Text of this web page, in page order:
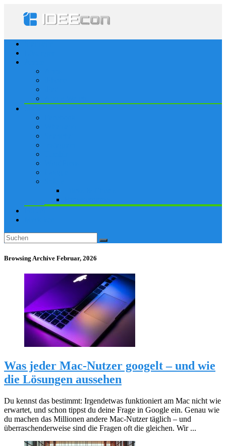
Browsing Archive Februar, 2026
Was jeder Mac-Nutzer googelt – und wie
die Lösungen aussehen
Du kennst das bestimmt: Irgendetwas funktioniert am Mac nicht wie
erwartet, und schon tippst du deine Frage in Google ein. Genau wie
du machen das Millionen andere Mac-Nutzer täglich – und
überraschenderweise sind die Fragen oft die gleichen. Wir ...